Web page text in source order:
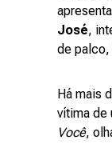
José,
de palco,
Há mais
vítima de
Você,